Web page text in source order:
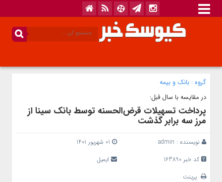
گروه : بانک‌ و بیمه
در مقایسه با سال قبل:
پرداخت تسهیلات قرض‌الحسنه توسط بانک سینا از
مرز سه برابر گذشت
نویسنده : admin
کد خبر 163890
ایمیل
پرینت